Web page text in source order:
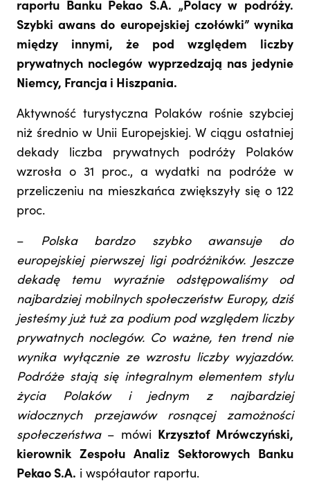
raportu Banku Pekao S.A. „Polacy w podróży.
Szybki awans do europejskiej czołówki” wynika
między innymi, że pod względem liczby
prywatnych noclegów wyprzedzają nas jedynie
Niemcy, Francja i Hiszpania.
Aktywność turystyczna Polaków rośnie szybciej
niż średnio w Unii Europejskiej. W ciągu ostatniej
dekady liczba prywatnych podróży Polaków
wzrosła o 31 proc., a wydatki na podróże w
przeliczeniu na mieszkańca zwiększyły się o 122
proc.
– Polska bardzo szybko awansuje do
europejskiej pierwszej ligi podróżników. Jeszcze
dekadę temu wyraźnie odstępowaliśmy od
najbardziej mobilnych społeczeństw Europy, dziś
jesteśmy już tuż za podium pod względem liczby
prywatnych noclegów. Co ważne, ten trend nie
wynika wyłącznie ze wzrostu liczby wyjazdów.
Podróże stają się integralnym elementem stylu
życia Polaków i jednym z najbardziej
widocznych przejawów rosnącej zamożności
społeczeństwa– mówi Krzysztof Mrówczyński,
kierownik Zespołu Analiz Sektorowych Banku
Pekao S.A. i współautor raportu.